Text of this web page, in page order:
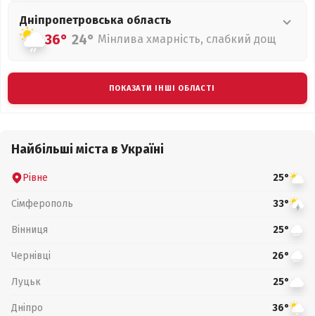
Дніпропетровська область
36° 24° Мінлива хмарність, слабкий дощ
ПОКАЗАТИ ІНШІ ОБЛАСТІ
Найбільші міста в Україні
Рівне 25°
Сімферополь 33°
Вінниця 25°
Чернівці 26°
Луцьк 25°
Дніпро 36°